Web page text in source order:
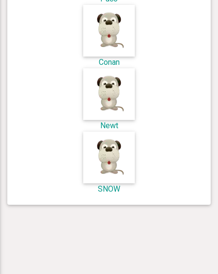
Conan
Newt
SNOW